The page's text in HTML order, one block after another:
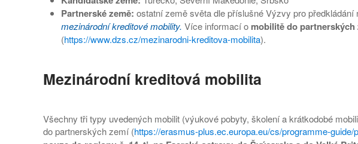
Partnerské země: ostatní země světa dle příslušné Výzvy pro předkládání
mezinárodní kreditové mobility. Více informací o mobilitě do partnerských
(https://www.dzs.cz/mezinarodni-kreditova-mobilita).
Mezinárodní kreditová mobilita
Všechny tři typy uvedených mobilit (výukové pobyty, školení a krátkodobé
do partnerských zemí (https://erasmus-plus.ec.europa.eu/cs/programme-guide/